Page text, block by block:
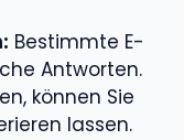
Bestimmte E-
Antworten.
können Sie
lassen.